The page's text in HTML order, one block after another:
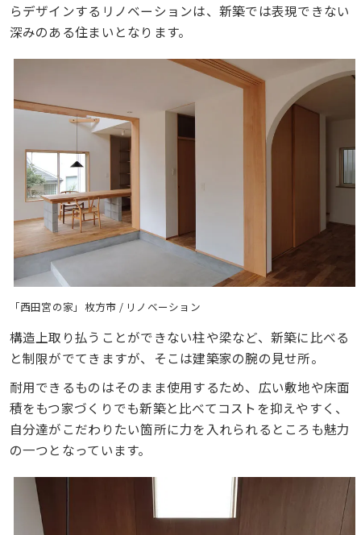
らデザインするリノベーションは、新築では表現できない
深みのある住まいとなります。
「西田宮の家」枚方市 / リノベーション
構造上取り払うことができない柱や梁など、新築に比べる
と制限がでてきますが、そこは建築家の腕の見せ所。
耐用できるものはそのまま使用するため、広い敷地や床面
積をもつ家づくりでも新築と比べてコストを抑えやすく、
自分達がこだわりたい箇所に力を入れられるところも魅力
の一つとなっています。